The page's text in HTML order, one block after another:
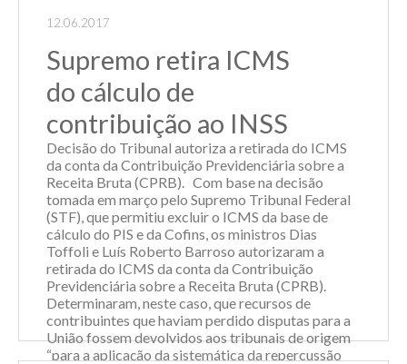
será a vez dos varejistas em geral: a) 1º de julho
Leia Mais
12.06.2017
Supremo retira ICMS
do cálculo de
contribuição ao INSS
Decisão do Tribunal autoriza a retirada do ICMS
da conta da Contribuição Previdenciária sobre a
Receita Bruta (CPRB). Com base na decisão
tomada em março pelo Supremo Tribunal Federal
(STF), que permitiu excluir o ICMS da base de
cálculo do PIS e da Cofins, os ministros Dias
Toffoli e Luís Roberto Barroso autorizaram a
retirada do ICMS da conta da Contribuição
Previdenciária sobre a Receita Bruta (CPRB).
Determinaram, neste caso, que recursos de
contribuintes que haviam perdido disputas para a
União fossem devolvidos aos tribunais de origem
“para a aplicação da sistemática da repercussão